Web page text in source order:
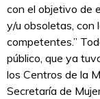
con el objetivo de
y/u obsoletas, con
competentes.”
público, que ya
los Centros de la
Secretaría de